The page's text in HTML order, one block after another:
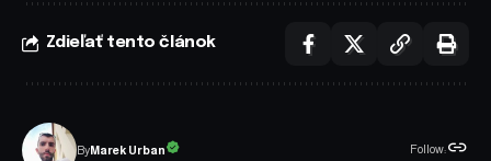
Zdieľať tento článok
ByMarek Urban Follow: